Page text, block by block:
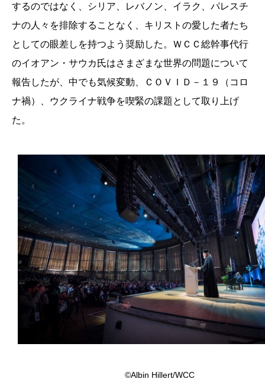
するのではなく、シリア、レバノン、イラク、パレスチ
ナの人々を排除することなく、キリストの愛した者たち
としての眼差しを持つよう奨励した。ＷＣＣ総幹事代行
のイオアン・サウカ氏はさまざまな世界の問題について
報告したが、中でも気候変動、ＣＯＶＩＤ－１９（コロ
ナ禍）、ウクライナ戦争を喫緊の課題として取り上げ
た。
©Albin Hillert/WCC